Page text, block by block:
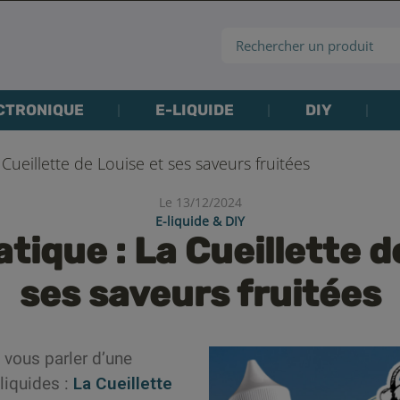
E-LIQUIDE DIY
de Louise et ses saveurs fruitées
Le 13/12/2024
E-liquide & DIY
: La Cueillette
ses saveurs fruitées
parler d’une
: La Cueillette